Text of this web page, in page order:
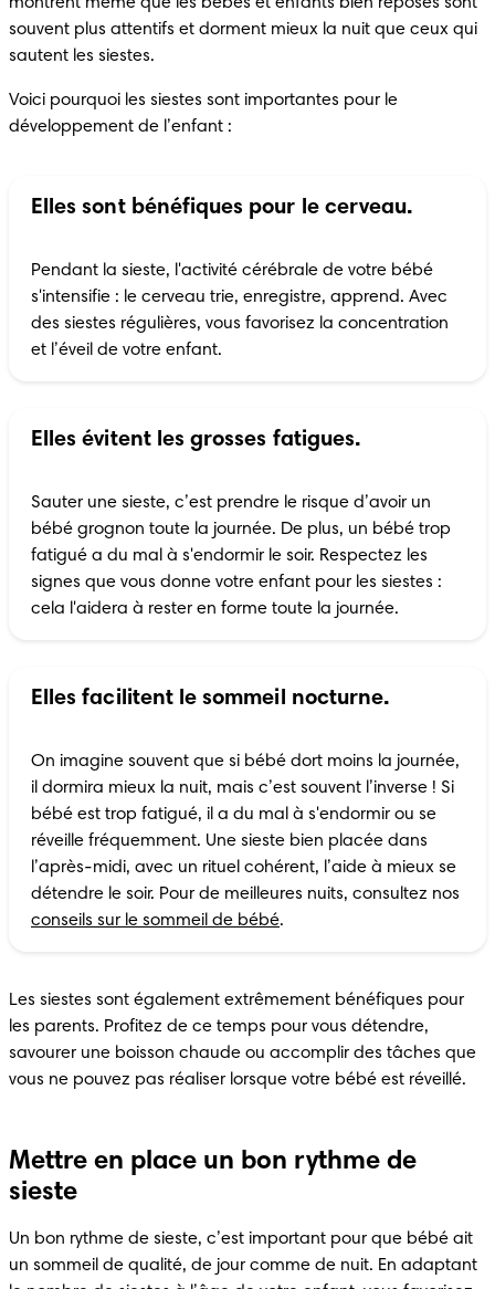
souvent plus attentifs et dorment mieux la nuit que ceux qui
sautent les siestes.
Voici pourquoi les siestes sont importantes pour le
développement de l’enfant :
Elles sont bénéfiques pour le cerveau.
Pendant la sieste, l'activité cérébrale de votre bébé
s'intensifie : le cerveau trie, enregistre, apprend. Avec
des siestes régulières, vous favorisez la concentration
et l’éveil de votre enfant.
Elles évitent les grosses fatigues.
Sauter une sieste, c’est prendre le risque d’avoir un
bébé grognon toute la journée. De plus, un bébé trop
fatigué a du mal à s'endormir le soir. Respectez les
signes que vous donne votre enfant pour les siestes :
cela l'aidera à rester en forme toute la journée.
Elles facilitent le sommeil nocturne.
On imagine souvent que si bébé dort moins la journée,
il dormira mieux la nuit, mais c’est souvent l’inverse ! Si
bébé est trop fatigué, il a du mal à s'endormir ou se
réveille fréquemment. Une sieste bien placée dans
l’après-midi, avec un rituel cohérent, l’aide à mieux se
conseils sur le sommeil de bébé.
Les siestes sont également extrêmement bénéfiques pour
les parents. Profitez de ce temps pour vous détendre,
savourer une boisson chaude ou accomplir des tâches que
vous ne pouvez pas réaliser lorsque votre bébé est réveillé.
Mettre en place un bon rythme de
sieste
Un bon rythme de sieste, c’est important pour que bébé ait
un sommeil de qualité, de jour comme de nuit. En adaptant